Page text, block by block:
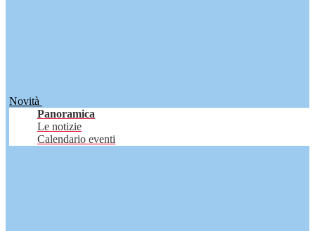
Novità
Panoramica
Le notizie
Calendario eventi